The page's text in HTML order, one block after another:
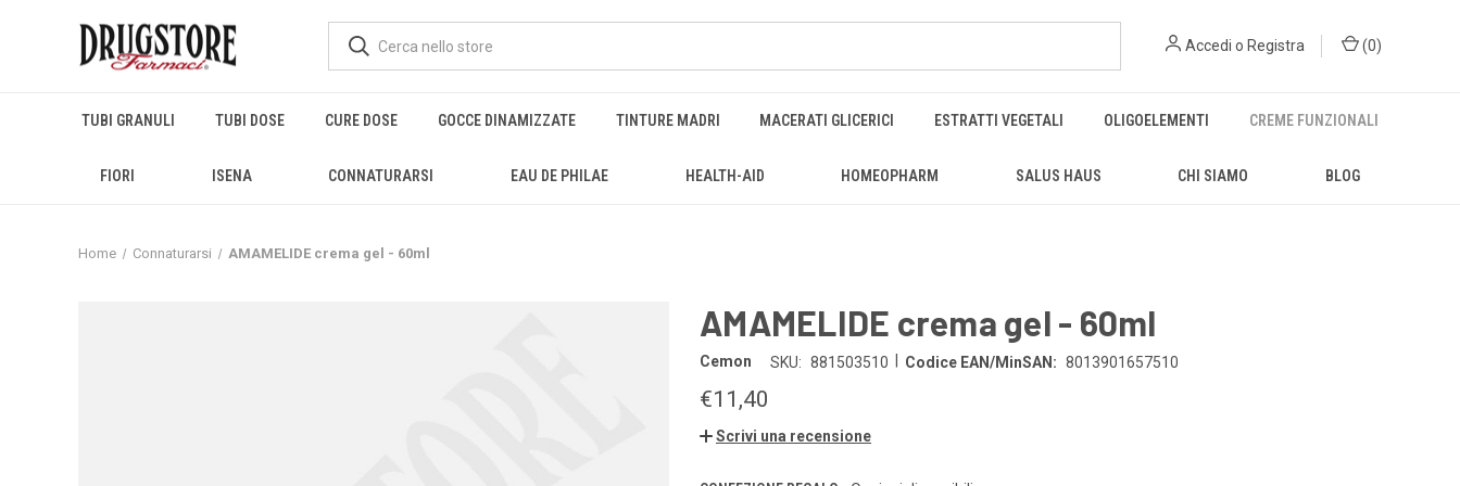
Accedi o Registra (0)
TUBI GRANULI TUBI DOSE CURE DOSE GOCCE DINAMIZZATE TINTURE MADRI MACERATI GLICERICI ESTRATTI VEGETALI OLIGOELEMENTI CREME FUNZIONALI
FIORI ISENA CONNATURARSI EAU DE PHILAE HEALTH-AID HOMEOPHARM SALUS HAUS CHI SIAMO BLOG
Home Connaturarsi AMAMELIDE crema gel - 60ml
AMAMELIDE crema gel - 60ml
Cemon SKU: 881503510 Codice EAN/MinSAN: 8013901657510
€11,40
Scrivi una recensione